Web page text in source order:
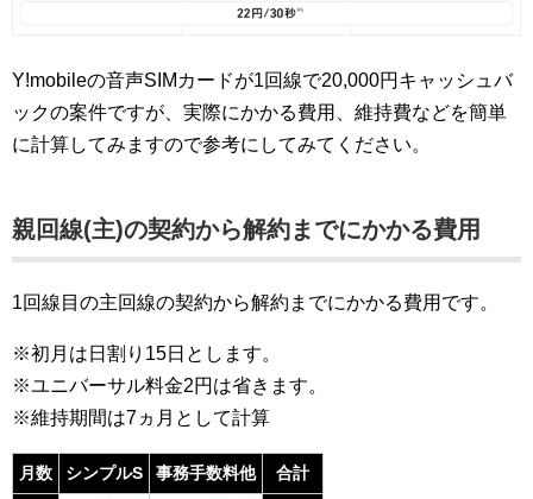
Y!mobileの音声SIMカードが1回線で20,000円キャッシュバ
ックの案件ですが、実際にかかる費用、維持費などを簡単
に計算してみますので参考にしてみてください。
親回線(主)の契約から解約までにかかる費用
1回線目の主回線の契約から解約までにかかる費用です。
※初月は日割り15日とします。
※ユニバーサル料金2円は省きます。
※維持期間は7ヵ月として計算
月数 シンプルS 事務手数料他 合計